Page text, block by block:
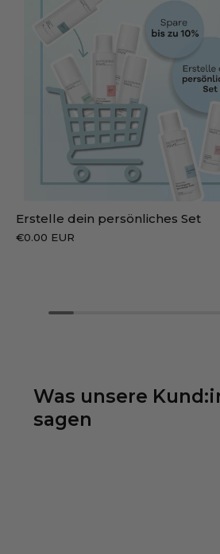
Erstelle dein persönliches Set
€0.00 EUR
Was unsere
sagen